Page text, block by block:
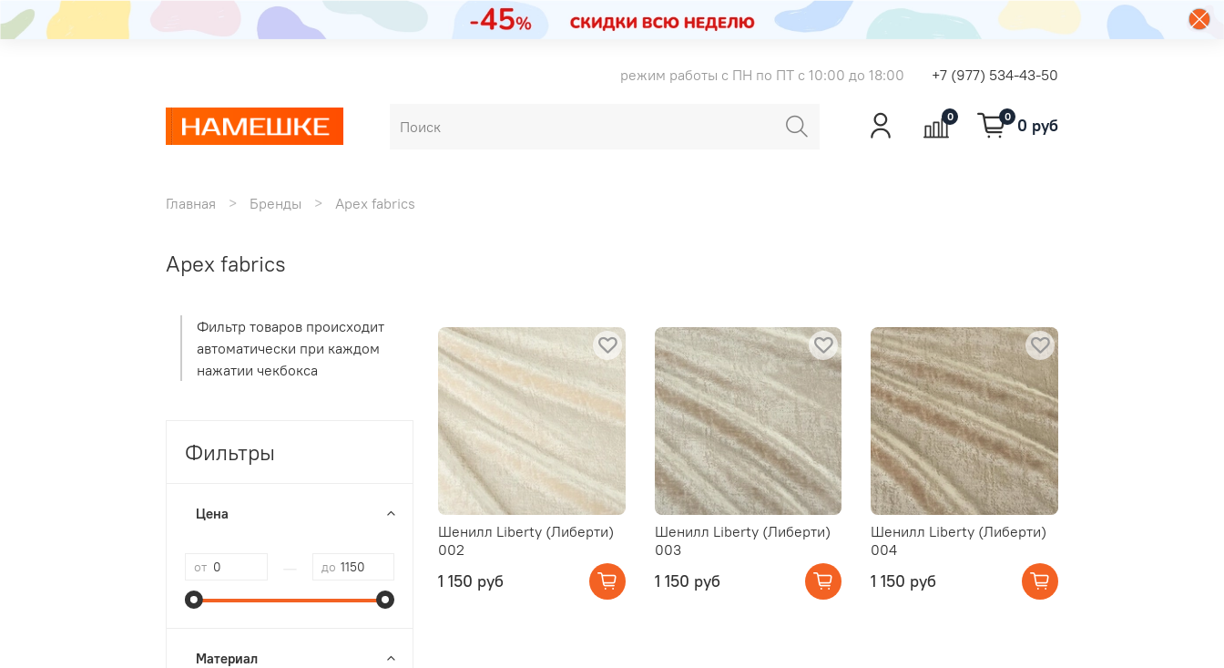
режим работы с ПН по ПТ с 10:00 до 18:00 +7 (977) 534-43-50
0 0 0 руб
Главная Бренды Apex fabrics
Apex fabrics
Шенилл Liberty (Либерти)
002
1 150 руб
Шенилл Liberty (Либерти)
003
1 150 руб
Шенилл Liberty (Либерти)
004
1 150 руб
Фильтр товаров происходит
автоматически при каждом
нажатии чекбокса
Фильтры
Цена
от до
Материал